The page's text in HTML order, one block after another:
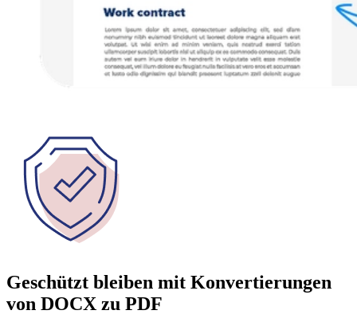
Geschützt bleiben mit Konvertierungen
von DOCX zu PDF